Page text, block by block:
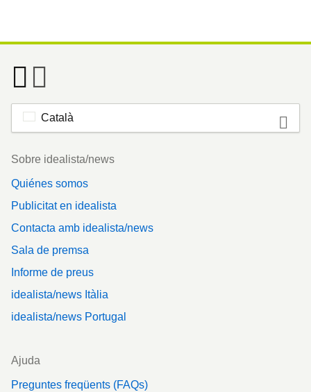
Català
Footer
Sobre idealista/news
Quiénes somos
Publicitat en idealista
Contacta amb idealista/news
Sala de premsa
Informe de preus
idealista/news Itàlia
idealista/news Portugal
Ajuda
Preguntes freqüents (FAQs)